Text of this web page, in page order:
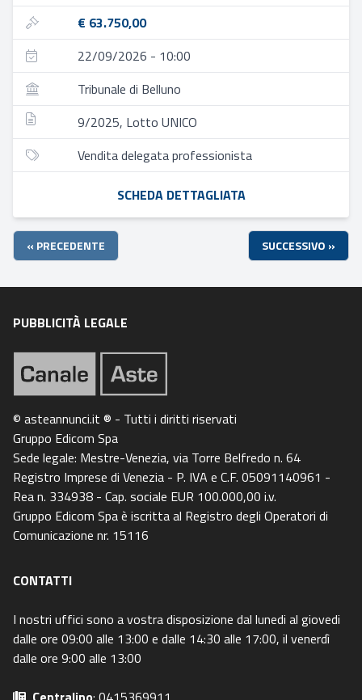
€ 63.750,00
22/09/2026 - 10:00
Tribunale di Belluno
9/2025, Lotto UNICO
Vendita delegata professionista
SCHEDA DETTAGLIATA
« PRECEDENTE SUCCESSIVO »
PUBBLICITÀ LEGALE
© asteannunci.it ® - Tutti i diritti riservati
Gruppo Edicom Spa
Sede legale: Mestre-Venezia, via Torre Belfredo n. 64
Registro Imprese di Venezia - P. IVA e C.F. 05091140961 -
Rea n. 334938 - Cap. sociale EUR 100.000,00 i.v.
Gruppo Edicom Spa è iscritta al Registro degli Operatori di
Comunicazione nr. 15116
CONTATTI
I nostri uffici sono a vostra disposizione dal lunedi al giovedi
dalle ore 09:00 alle 13:00 e dalle 14:30 alle 17:00, il venerdì
dalle ore 9:00 alle 13:00